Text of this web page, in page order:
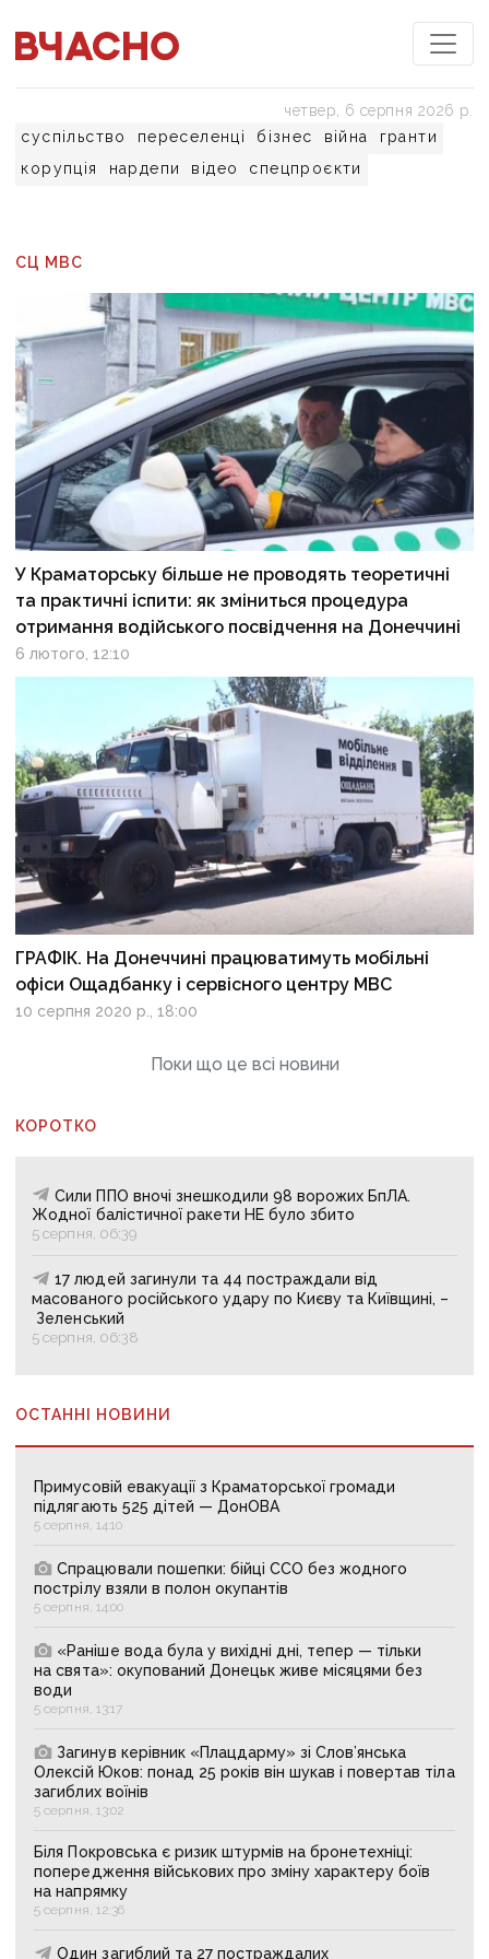
суспільство переселенці бізнес війна
гранти
корупція
нардепи відео спецпроєкти
четвер, 6 серпня 2026 р.
СЦ МВС
У Краматорську більше не проводять теоретичні
та практичні іспити: як зміниться процедура
отримання водійського посвідчення на Донеччині
6 лютого, 12:10
ГРАФІК. На Донеччині працюватимуть мобільні
офіси Ощадбанку і сервісного центру МВС
10 серпня 2020 р., 18:00
Поки що це всі новини
КОРОТКО
Сили ППО вночі знешкодили 98 ворожих БпЛА.
Жодної балістичної ракети НЕ було збито
5 серпня, 06:39
17 людей загинули та 44 постраждали від
масованого російського удару по Києву та Київщині, –
Зеленський
5 серпня, 06:38
ОСТАННІ НОВИНИ
Примусовій евакуації з Краматорської громади
підлягають 525 дітей — ДонОВА
5 серпня, 14:10
Спрацювали пошепки: бійці ССО без жодного
пострілу взяли в полон окупантів
5 серпня, 14:00
«Раніше вода була у вихідні дні, тепер — тільки
на свята»: окупований Донецьк живе місяцями без
води
5 серпня, 13:17
Загинув керівник «Плацдарму» зі Слов’янська
Олексій Юков: понад 25 років він шукав і повертав тіла
загиблих воїнів
5 серпня, 13:02
Біля Покровська є ризик штурмів на бронетехніці:
попередження військових про зміну характеру боїв
на напрямку
5 серпня, 12:36
Один загиблий та 27 постраждалих